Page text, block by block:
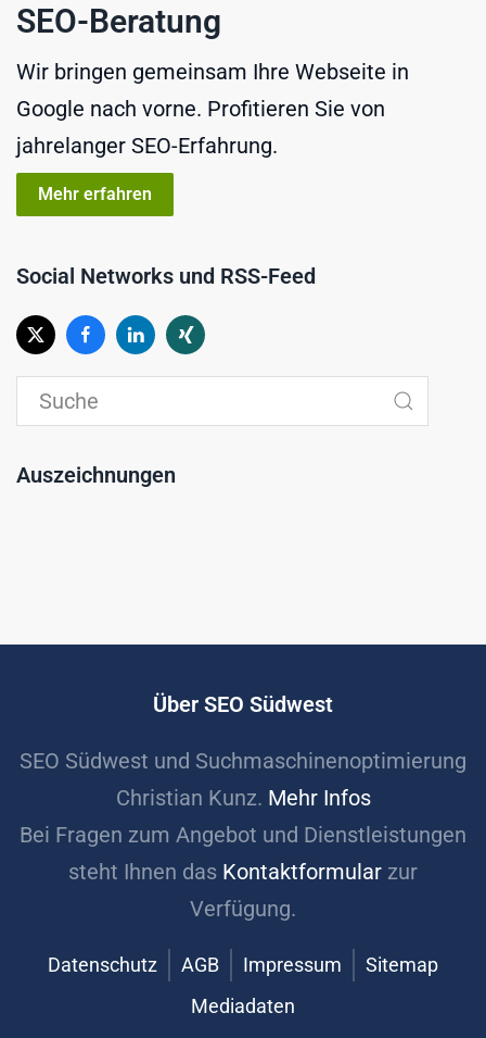
SEO-Beratung
Wir bringen gemeinsam Ihre Webseite in
Google nach vorne. Profitieren Sie von
jahrelanger SEO-Erfahrung.
Mehr erfahren
Social Networks und RSS-Feed
Auszeichnungen
Über SEO Südwest
SEO Südwest und Suchmaschinenoptimierung
Christian Kunz. Mehr Infos
Bei Fragen zum Angebot und Dienstleistungen
steht Ihnen das Kontaktformular zur
Verfügung.
Datenschutz AGB Impressum
Sitemap
Mediadaten